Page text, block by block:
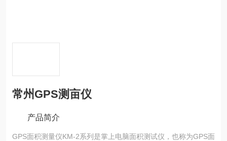
常州GPS测亩仪
产品简介
GPS面积测量仪KM-2系列是掌上电脑面积测试仪，也称为GPS面